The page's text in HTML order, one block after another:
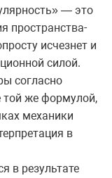
— это
пространства-
исчезнет и
силой.
согласно
той же формулой,
механики
в
в результате